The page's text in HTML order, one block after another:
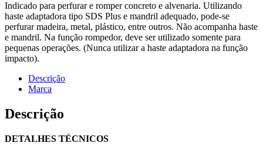
Indicado para perfurar e romper concreto e alvenaria. Utilizando
haste adaptadora tipo SDS Plus e mandril adequado, pode-se
perfurar madeira, metal, plástico, entre outros. Não acompanha haste
e mandril. Na função rompedor, deve ser utilizado somente para
pequenas operações. (Nunca utilizar a haste adaptadora na função
impacto).
Descrição
Marca
Descrição
DETALHES TÉCNICOS